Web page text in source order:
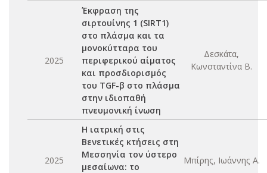
2025
Έκφραση της
σιρτουίνης 1 (SIRT1)
στο πλάσμα και τα
μονοκύτταρα του
περιφερικού αίματος
και προσδιορισμός
του TGF-β στο πλάσμα
στην ιδιοπαθή
πνευμονική ίνωση
Δεσκάτα,
Κωνσταντίνα Β.
2025
Η ιατρική στις
Βενετικές κτήσεις στη
Μεσσηνία τον ύστερο
μεσαίωνα: το
Μπίρης, Ιωάννης Α.